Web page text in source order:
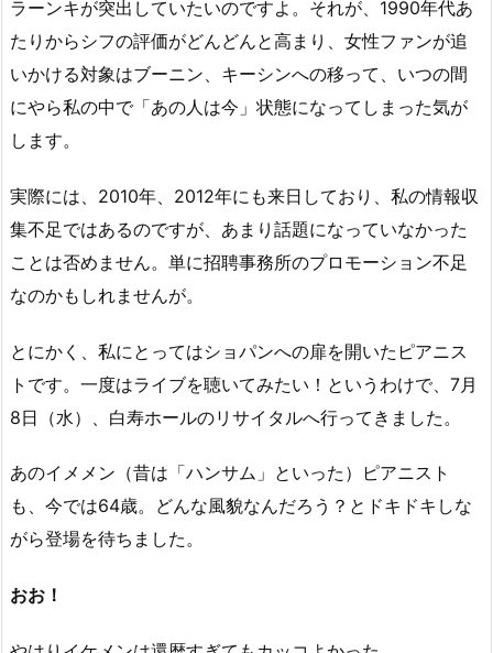
ラーンキが突出していたいのですよ。それが、1990年代あ
たりからシフの評価がどんどんと高まり、女性ファンが追
いかける対象はブーニン、キーシンへの移って、いつの間
にやら私の中で「あの人は今」状態になってしまった気が
します。
実際には、2010年、2012年にも来日しており、私の情報収
集不足ではあるのですが、あまり話題になっていなかった
ことは否めません。単に招聘事務所のプロモーション不足
なのかもしれませんが。
とにかく、私にとってはショパンへの扉を開いたピアニス
トです。一度はライブを聴いてみたい！というわけで、7月
8日（水）、白寿ホールのリサイタルへ行ってきました。
あのイメメン（昔は「ハンサム」といった）ピアニスト
も、今では64歳。どんな風貌なんだろう？とドキドキしな
がら登場を待ちました。
おお！